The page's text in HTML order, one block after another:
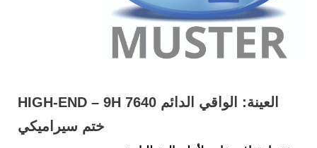
العينة: الواقي الدائم 7640 HIGH-END – 9H
ختم سيراميكي